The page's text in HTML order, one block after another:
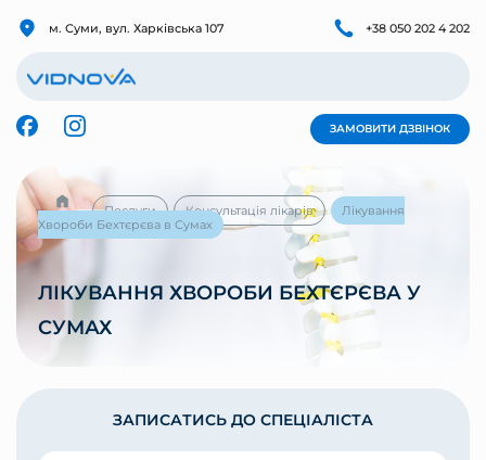
м. Суми, вул. Харківська 107 +38 050 202 4 202
ЗАМОВИТИ ДЗВІНОК
Послуги Консультація лікарів
Лікування
Хвороби Бехтєрєва в Сумах
ЛІКУВАННЯ ХВОРОБИ БЕХТЄРЄВА У
СУМАХ
ЗАПИСАТИСЬ ДО СПЕЦІАЛІСТА